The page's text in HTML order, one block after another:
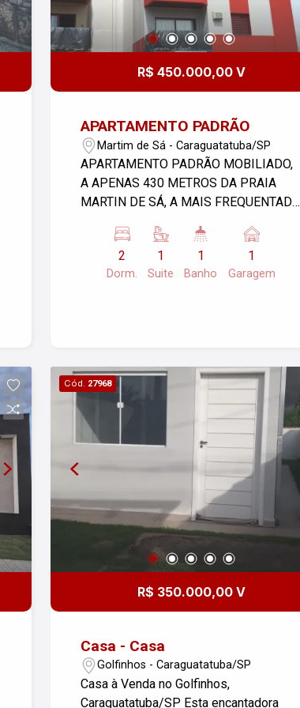
R$ 450.000,00 V
APARTAMENTO PADRÃO
Martim de Sá - Caraguatatuba/SP
APARTAMENTO PADRÃO MOBILIADO,
A APENAS 430 METROS DA PRAIA
MARTIN DE SÁ, A MAIS FREQUENTADA
DORMITÓRIOS, SENDO UMA SUITE
MAIS UM BANHEIRO SOCIAL
REVERSÍVEL, SALA COZINHA, ÁREA DE
2
Dorm.
1
Suite
1
Banho
1
Garagem
Cód. 27968
R$ 350.000,00 V
Casa - Casa
Golfinhos - Caraguatatuba/SP
Casa à Venda no Golfinhos,
Caraguatatuba/SP Esta encantadora